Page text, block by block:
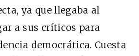
ya que llegaba al
a sus críticos para
democrática. Cuesta